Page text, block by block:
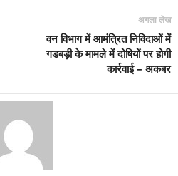
अगला लेख
वन विभाग में आमंत्रित निविदाओं में
गडबड़ी के मामले में दोषियों पर होगी
कार्रवाई – अकबर